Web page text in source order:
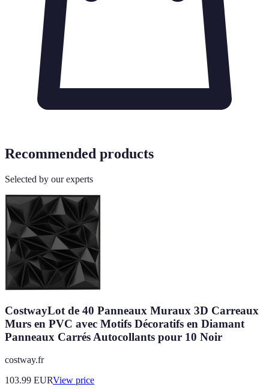
Recommended products
Selected by our experts
CostwayLot de 40 Panneaux Muraux 3D Carreaux
Murs en PVC avec Motifs Décoratifs en Diamant
Panneaux Carrés Autocollants pour 10 Noir
costway.fr
103.99 EURView price